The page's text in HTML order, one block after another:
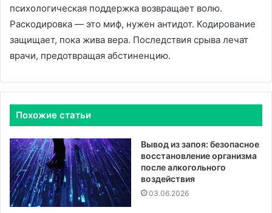
психологическая поддержка возвращает волю.
Раскодировка — это миф, нужен антидот. Кодирование
защищает, пока жива вера. Последствия срыва лечат
врачи, предотвращая абстиненцию.
Похожие статьи
Вывод из запоя: безопасное
восстановление организма
после алкогольного
воздействия
03.06.2026